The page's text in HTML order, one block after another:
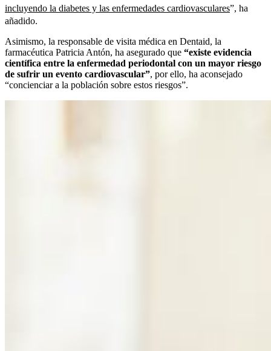
incluyendo la diabetes y las enfermedades cardiovasculares”, ha
añadido.
Asimismo, la responsable de visita médica en Dentaid, la
farmacéutica Patricia Antón, ha asegurado que “existe evidencia
científica entre la enfermedad periodontal con un mayor riesgo
de sufrir un evento cardiovascular”, por ello, ha aconsejado
“concienciar a la población sobre estos riesgos”.